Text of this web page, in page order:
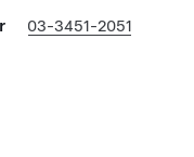
03-3451-2051